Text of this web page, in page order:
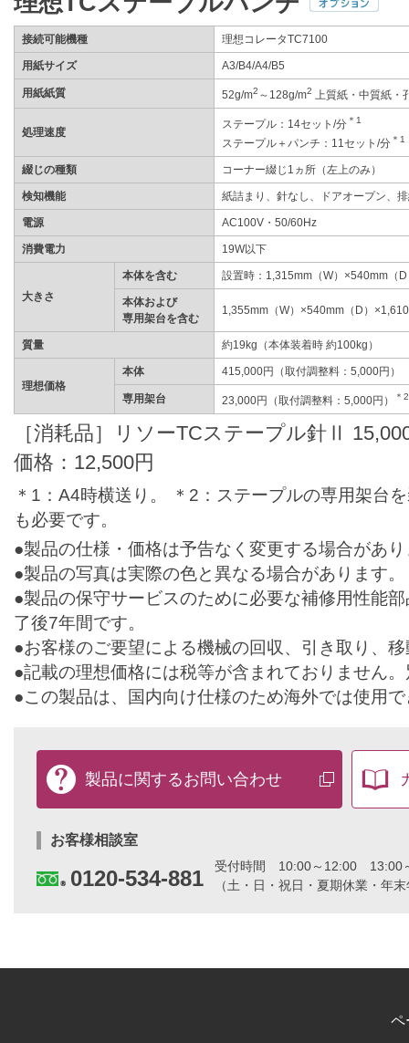
接続可能機種 理想コレータTC7100
用紙サイズ A3/B4/A4/B5
用紙紙質 52g/m2 ～128g/m2 上質紙・中質紙・
処理速度
ステープル：14セット/分 ＊1
ステープル＋パンチ：11セット/分 ＊1
綴じの種類 コーナー綴じ1ヵ所（左上のみ）
検知機能 紙詰まり、針なし、ドアオープン、
電源 AC100V・50/60Hz
消費電力 19W以下
大きさ
本体を含む 設置時：1,315mm（W）×540mm（
本体および
専用架台を含む
1,355mm（W）×540mm（D）
質量 約19kg（本体装着時 約100kg）
理想価格
本体 415,000円（取付調整料：5,000円）
専用架台 23,000円（取付調整料：5,000円） ＊2
［消耗品］リソーTCステープル針Ⅱ
価格：12,500円
＊1：A4時横送り。 ＊2：ステープルの専用架台
も必要です。
●製品の仕様・価格は予告なく変更する場合があ
●製品の写真は実際の色と異なる場合があります。
●製品の保守サービスのために必要な補修用性能
了後7年間です。
●お客様のご要望による機械の回収、引き取り、
●記載の理想価格には税等が含まれておりません
●この製品は、国内向け仕様のため海外では使用
製
に
関
お
問
い
カ
製品に関するお問い合わせ
お客様相談室
0120-534-881 受付時間 10:00～12:00 13:00
（土・日・祝日・夏期休業・年
ペ